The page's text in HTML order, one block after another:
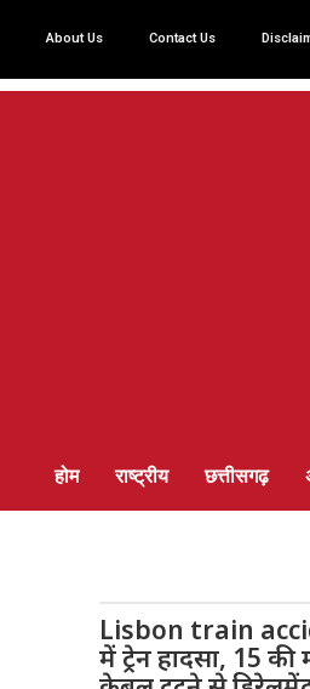
About Us Contact Us
होम राष्ट्रीय छत्तीसगढ़
Lisbon train
में ट्रेन हादसा, 15